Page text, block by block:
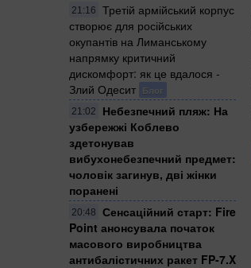
21:16
Третій армійський корпус
створює для російських
окупантів на Лиманському
напрямку критичний
дискомфорт: як це вдалося -
Злий Одесит Блог
21:02
Небезпечний пляж: На
узбережжі Коблево
здетонував
вибухонебезпечний предмет:
чоловік загинув, дві жінки
поранені
20:48
Сенсаційний старт: Fire
Point анонсувала початок
масового виробництва
антибалістичних ракет FP-7.X